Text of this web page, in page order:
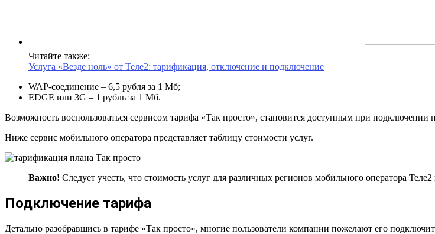
Читайте также:
Услуга «Везде ноль» от Теле2: тарификация, отключение и подключение
WAP-соединение – 6,5 рубля за 1 Мб;
EDGE или 3G – 1 рубль за 1 Мб.
Возможность воспользоваться сервисом тарифа «Так просто», становится доступным при подключении
Ниже сервис мобильного оператора представляет таблицу стоимости услуг.
Важно! Следует учесть, что стоимость услуг для различных регионов мобильного оператора
Подключение тарифа
Детально разобравшись в тарифе «Так просто», многие пользователи компании пожелают его